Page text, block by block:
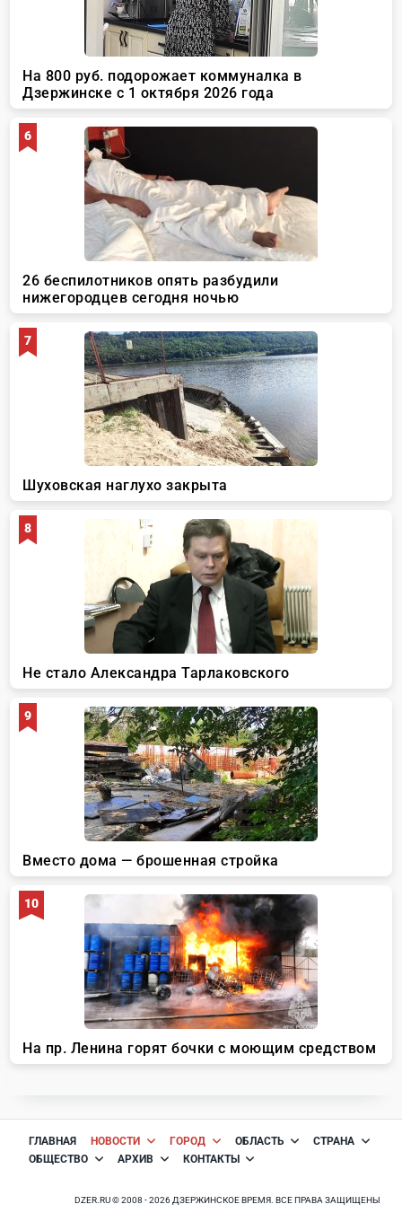
ГЛАВНАЯ НОВОСТИ ГОРОД ОБЛАСТЬ
СТРАНА
ОБЩЕСТВО
АРХИВ КОНТАКТЫ
DZER.RU © 2008 - 2026 ДЗЕРЖИНСКОЕ ВРЕМЯ. ВСЕ ПРАВА ЗАЩИЩЕНЫ